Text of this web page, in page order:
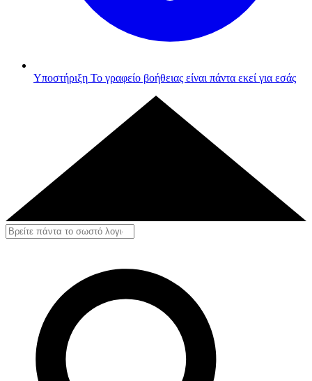
Υποστήριξη Το γραφείο βοήθειας είναι πάντα εκεί για εσάς